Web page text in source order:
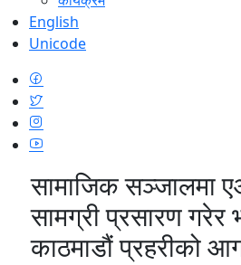
English
Unicode
सामाजिक सञ्जालमा
सामग्री प्रसारण गरेर
काठमाडौं प्रहरीको